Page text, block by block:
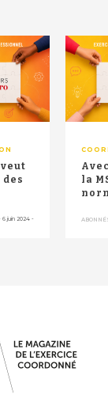
veut
6 juin 2024 -
la
RETOUR HAUT DE PAGE